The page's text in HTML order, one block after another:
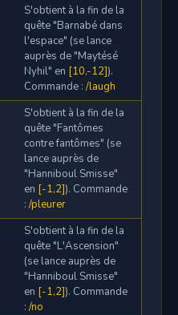
S'obtient à la fin de la
quête "Barnabé dans
l'espace" (se lance
auprès de "Maytésé
Nyhil" en [10,-12]).
Commande : /laugh
S'obtient à la fin de la
quête "Fantômes
contre fantômes" (se
lance auprès de
"Hanniboul Smisse"
en [-1,2]). Commande
: /pleurer
S'obtient à la fin de la
quête "L'Ascension"
(se lance auprès de
"Hanniboul Smisse"
en [-1,2]). Commande
: /no